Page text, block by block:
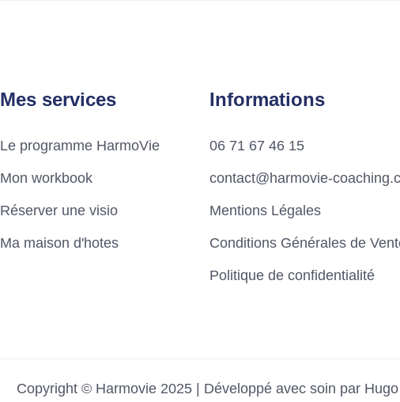
Mes services
Le programme HarmoVie
Mon workbook
Réserver une visio
Ma maison d'hotes
Informations
06 71 67 46 15
contact@harmovie-
Mentions Légales
Conditions Générales de
Politique de confidentialité
Copyright © Harmovie 2025 | Développé avec soin par